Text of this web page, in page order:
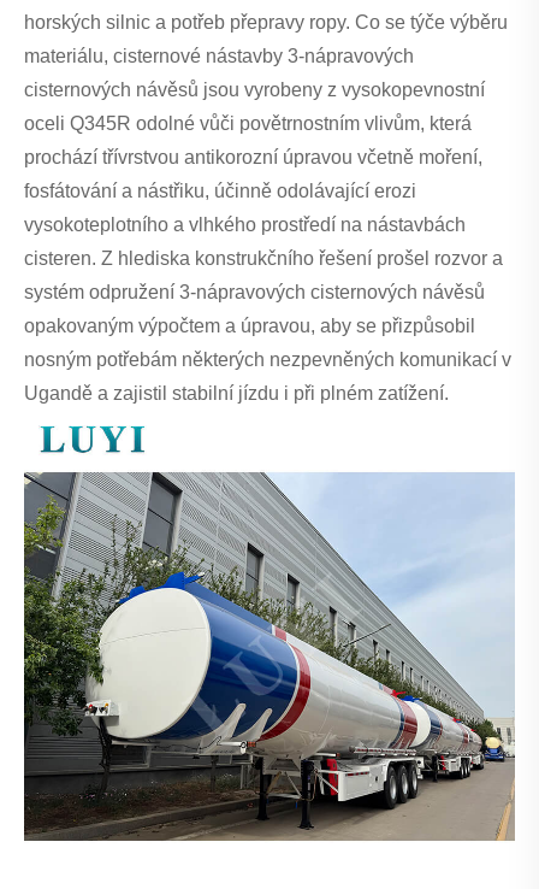
horských silnic a potřeb přepravy ropy. Co se týče výběru
materiálu, cisternové nástavby 3-nápravových
cisternových návěsů jsou vyrobeny z vysokopevnostní
oceli Q345R odolné vůči povětrnostním vlivům, která
prochází třívrstvou antikorozní úpravou včetně moření,
fosfátování a nástřiku, účinně odolávající erozi
vysokoteplotního a vlhkého prostředí na nástavbách
cisteren. Z hlediska konstrukčního řešení prošel rozvor a
systém odpružení 3-nápravových cisternových návěsů
opakovaným výpočtem a úpravou, aby se přizpůsobil
nosným potřebám některých nezpevněných komunikací v
Ugandě a zajistil stabilní jízdu i při plném zatížení.